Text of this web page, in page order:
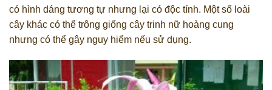
có hình dáng tương tự nhưng lại có độc tính. Một số loài
cây khác có thể trông giống cây trinh nữ hoàng cung
nhưng có thể gây nguy hiểm nếu sử dụng.